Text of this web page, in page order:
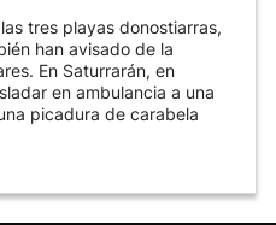
tres playas donostiarras,
han avisado de la
En Saturrarán, en
en ambulancia a una
picadura de carabela